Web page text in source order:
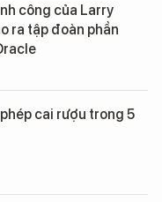
công của Larry
ra tập đoàn phần
cai rượu trong 5